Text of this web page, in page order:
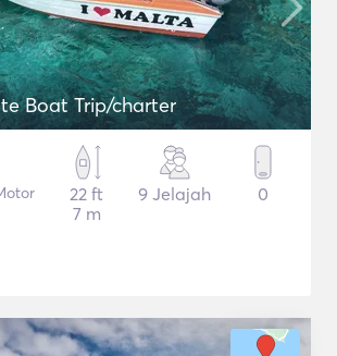
Boat Trip/charter
22 ft
7 m
9 Jelajah 0